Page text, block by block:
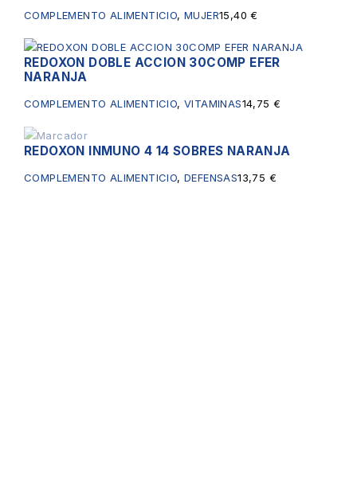
COMPLEMENTO ALIMENTICIO,MUJER15,40€
REDOXON DOBLE ACCION 30COMP EFER
NARANJA
COMPLEMENTO ALIMENTICIO,VITAMINAS14,75€
Sin existencias
REDOXON INMUNO 4 14 SOBRES NARANJA
COMPLEMENTO ALIMENTICIO,DEFENSAS13,75 €